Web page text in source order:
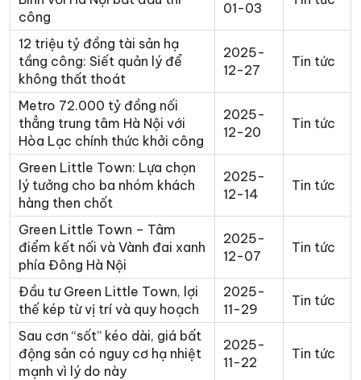
công
01-03
12 triệu tỷ đồng tài sản hạ
tầng công: Siết quản lý để
không thất thoát
2025-
12-27
Tin tức
Metro 72.000 tỷ đồng nối
thẳng trung tâm Hà Nội với
Hòa Lạc chính thức khởi công
2025-
12-20
Tin tức
Green Little Town: Lựa chọn
lý tưởng cho ba nhóm khách
hàng then chốt
2025-
12-14
Tin tức
Green Little Town – Tâm
điểm kết nối và Vành đai xanh
phía Đông Hà Nội
2025-
12-07
Tin tức
Đầu tư Green Little Town, lợi
thế kép từ vị trí và quy hoạch
2025-
11-29
Tin tức
Sau cơn “sốt” kéo dài, giá bất
động sản có nguy cơ hạ nhiệt
mạnh vì lý do này
2025-
11-22
Tin tức